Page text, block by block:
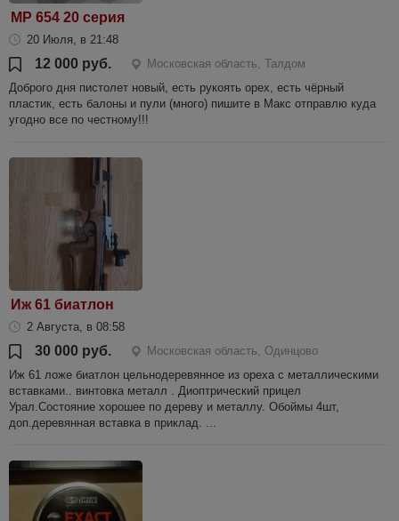
МР 654 20 серия
20 Июля, в 21:48
12 000 руб.
Московская область, Талдом
Доброго дня пистолет новый, есть рукоять орех, есть чёрный
пластик, есть балоны и пули (много) пишите в Макс отправлю куда
угодно все по честному!!!
Иж 61 биатлон
2 Августа, в 08:58
30 000 руб.
Московская область, Одинцово
Иж 61 ложе биатлон цельнодеревянное из ореха с металлическими
вставками.. винтовка металл . Диоптрический прицел
Урал.Состояние хорошее по дереву и металлу. Обоймы 4шт,
доп.деревянная вставка в приклад. ...